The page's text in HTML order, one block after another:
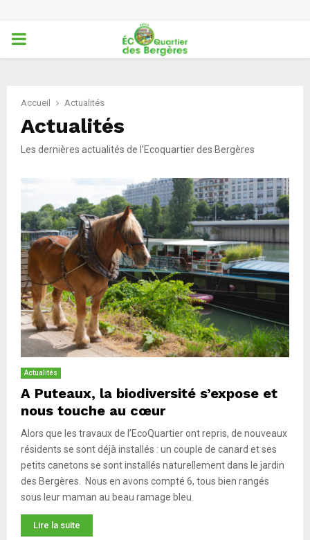
PRIMARY
Accueil Actualités
Actualités
Les dernières actualités de l’Ecoquartier des Bergères
Actualités
A Puteaux, la biodiversité s’expose et
nous touche au cœur
Alors que les travaux de l’EcoQuartier ont repris, de nouveaux
résidents se sont déjà installés : un couple de canard et ses
petits canetons se sont installés naturellement dans le jardin
des Bergères. Nous en avons compté 6, tous bien rangés
sous leur maman au beau ramage bleu.
Lire la suite